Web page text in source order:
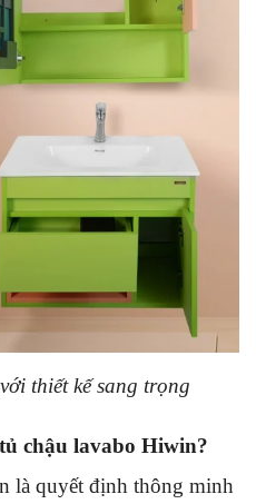
thiết kế sang trọng
chậu lavabo Hiwin?
là quyết định thông minh